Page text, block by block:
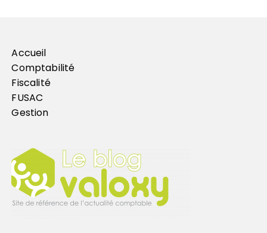
Accueil
Comptabilité
Fiscalité
FUSAC
Gestion